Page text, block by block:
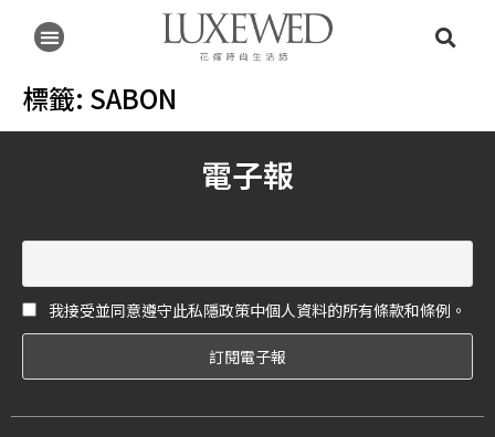
標籤: SABON
電子報
我接受並同意遵守此私隱政策中個人資料的所有條款和條例。